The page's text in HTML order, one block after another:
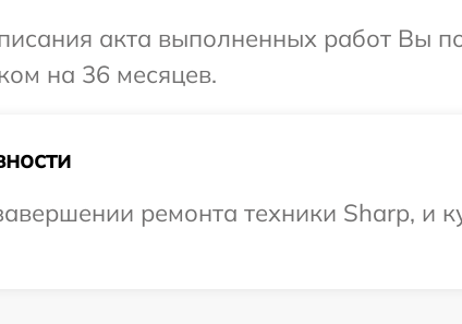
акта выполненных работ Вы
на 36 месяцев.
ремонта техники Sharp, и